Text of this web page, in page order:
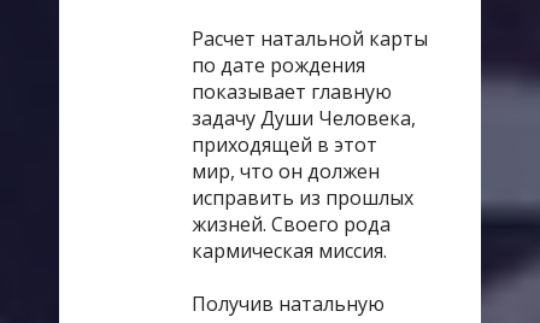
Имея на руках карту, Вы получаете
руководство к действию, владеете
ситуацией в любых хитросплетениях
судьбы, понимаете причины
возникновения проблем и видите
пути их решения. Индивидуальная
астрологическая карта помогает
приблизиться к своей жизненной
задаче и извлечь из своего
существования максимальную
Расчет натальной карты
по дате рождения
показывает главную
задачу Души Человека,
приходящей в этот
мир, что он должен
исправить из прошлых
жизней. Своего рода
кармическая миссия.
Получив натальную